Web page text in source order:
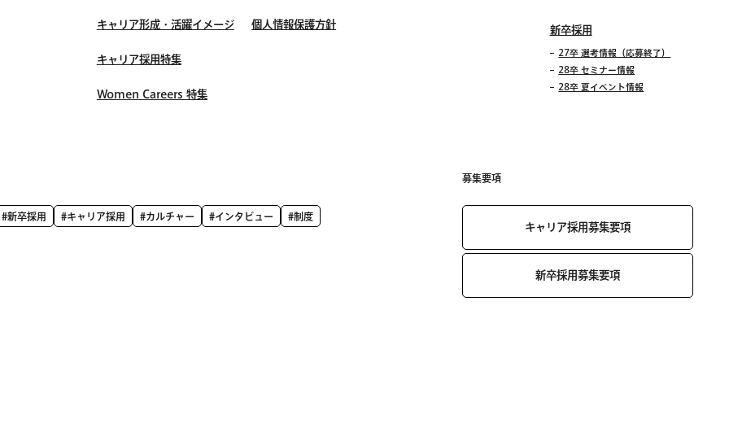
キャリア形成・活躍イメージ
キャリア採用特集
Women Careers 特集
個人情報保護方針
新卒採用
27卒 選考情報（応募終了）
28卒 セミナー情報
28卒 夏イベント情報
#新卒採用 #キャリア採用 #カルチャー #インタビュー #制度
募集要項
キャリア採用募集要項
新卒採用募集要項